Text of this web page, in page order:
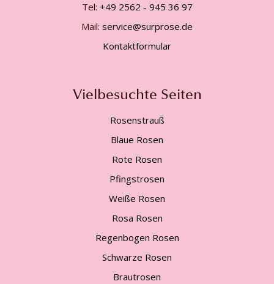
Tel: +49 2562 - 945 36 97
Mail: service@surprose.de
Kontaktformular
Vielbesuchte Seiten
Rosenstrauß
Blaue Rosen
Rote Rosen
Pfingstrosen
Weiße Rosen
Rosa Rosen
Regenbogen Rosen
Schwarze Rosen
Brautrosen